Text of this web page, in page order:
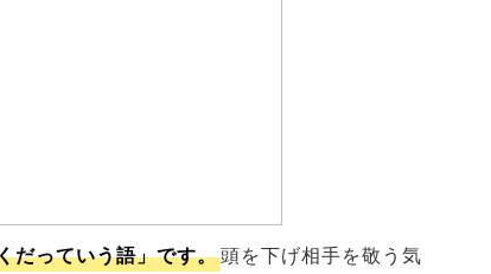
だっていう語」です。頭を下げ相手を敬う気